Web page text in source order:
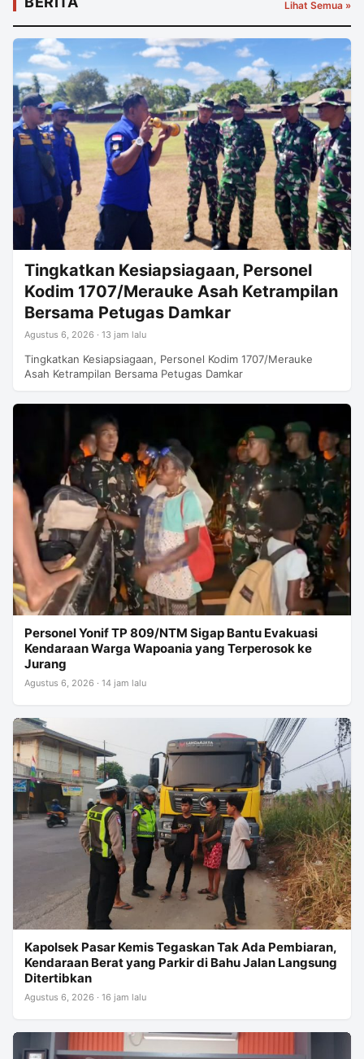
Lihat Semua »
Tingkatkan Kesiapsiagaan, Personel
Kodim 1707/Merauke Asah Ketrampilan
Bersama Petugas Damkar
Agustus 6, 2026 · 13 jam lalu
Tingkatkan Kesiapsiagaan, Personel Kodim 1707/Merauke
Asah Ketrampilan Bersama Petugas Damkar
Personel Yonif TP 809/NTM Sigap Bantu Evakuasi
Kendaraan Warga Wapoania yang Terperosok ke
Jurang
Agustus 6, 2026 · 14 jam lalu
Kapolsek Pasar Kemis Tegaskan Tak Ada Pembiaran,
Kendaraan Berat yang Parkir di Bahu Jalan Langsung
Ditertibkan
Agustus 6, 2026 · 16 jam lalu